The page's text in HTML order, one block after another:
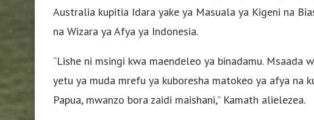
Australia kupitia Idara yake ya Masuala ya Kigeni na
na Wizara ya Afya ya Indonesia.
“Lishe ni msingi kwa maendeleo ya binadamu. Msaada
yetu ya muda mrefu ya kuboresha matokeo ya afya
Papua, mwanzo bora zaidi maishani,” Kamath alielezea.